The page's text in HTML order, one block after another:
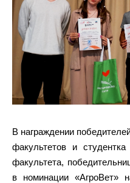
В награждении
факультетов и студентка
факультета,
в номинации «АгроВет»